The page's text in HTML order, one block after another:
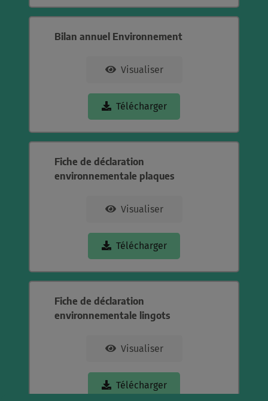
Bilan annuel Environnement
Visualiser
Télécharger
Fiche de déclaration
environnementale plaques
Visualiser
Télécharger
Fiche de déclaration
environnementale lingots
Visualiser
Télécharger